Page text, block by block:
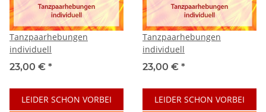
Tanzpaarhebungen
individuell
23,00 € *
LEIDER SCHON VORBEI
Tanzpaarhebungen
individuell
23,00 € *
LEIDER SCHON VORBEI